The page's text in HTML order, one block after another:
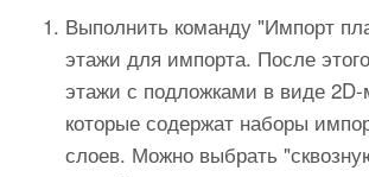
Выполнить команду "Импорт
этажи для импорта. После
этажи с подложками в виде
которые содержат наборы
слоев. Можно выбрать